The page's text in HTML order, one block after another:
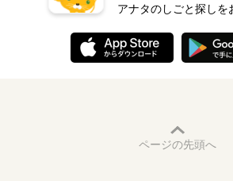
アナタのしごと探しを
ページの先頭へ